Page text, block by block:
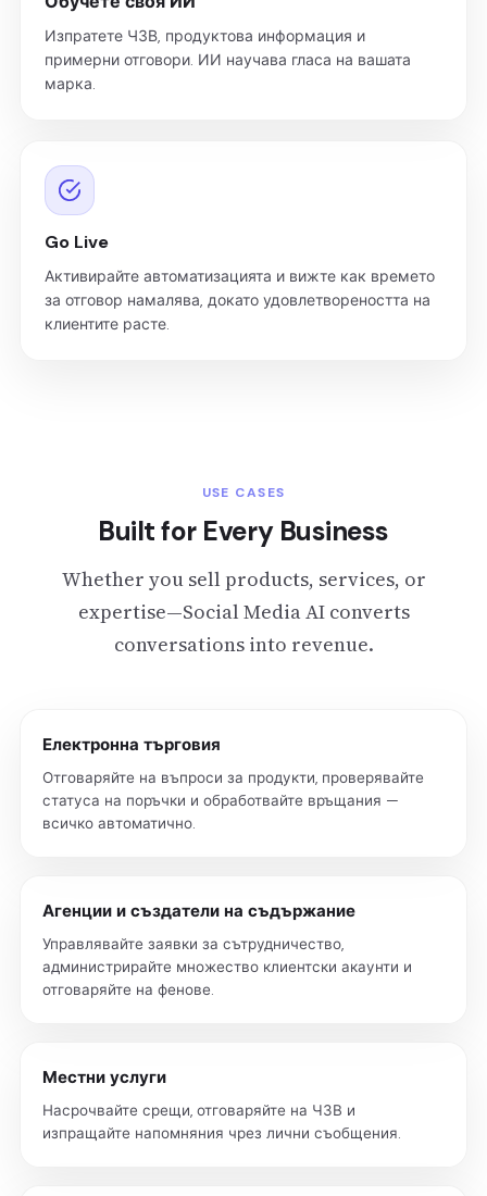
Изпратете ЧЗВ, продуктова информация и
примерни отговори. ИИ научава гласа на вашата
марка.
Go Live
Активирайте автоматизацията и вижте как времето
за отговор намалява, докато удовлетвореността на
клиентите расте.
USE CASES
Built for Every Business
Whether you sell products, services, or
expertise—Social Media AI converts
conversations into revenue.
Електронна търговия
Отговаряйте на въпроси за продукти, проверявайте
статуса на поръчки и обработвайте връщания —
всичко автоматично.
Агенции и създатели на съдържание
Управлявайте заявки за сътрудничество,
администрирайте множество клиентски акаунти и
отговаряйте на фенове.
Местни услуги
Насрочвайте срещи, отговаряйте на ЧЗВ и
изпращайте напомняния чрез лични съобщения.